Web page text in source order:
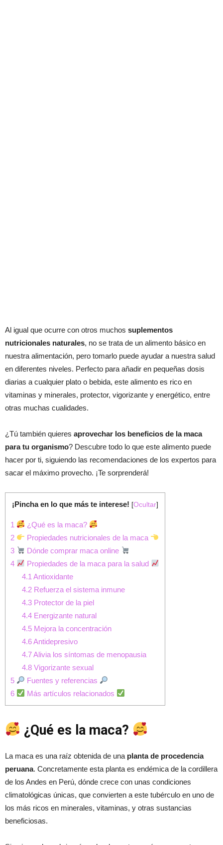
Al igual que ocurre con otros muchos suplementos
nutricionales naturales, no se trata de un alimento básico en
nuestra alimentación, pero tomarlo puede ayudar a nuestra salud
en diferentes niveles. Perfecto para añadir en pequeñas dosis
diarias a cualquier plato o bebida, este alimento es rico en
vitaminas y minerales, protector, vigorizante y energético, entre
otras muchas cualidades.
¿Tú también quieres aprovechar los beneficios de la maca
para tu organismo? Descubre todo lo que este alimento puede
hacer por ti, siguiendo las recomendaciones de los expertos para
sacar el máximo provecho. ¡Te sorprenderá!
¡Pincha en lo que más te interese! [Ocultar]
1
¿Qué es la maca?
2
Propiedades nutricionales de la maca
3
Dónde comprar maca online
4
Propiedades de la maca para la salud
4.1 Antioxidante
4.2Refuerza el sistema inmune
4.3Protector de la piel
4.4Energizante natural
4.5Mejora la concentración
4.6Antidepresivo
4.7Alivia los síntomas de menopausia
4.8Vigorizante sexual
5
Fuentes y referencias
6
Más artículos relacionados
¿Qué es la maca?
La maca es una raíz obtenida de una planta de procedencia
peruana. Concretamente esta planta es endémica de la cordillera
de los Andes en Perú, dónde crece con unas condiciones
climatológicas únicas, que convierten a este tubérculo en uno de
los más ricos en minerales, vitaminas, y otras sustancias
beneficiosas.